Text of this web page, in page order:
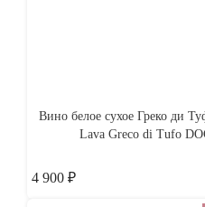
Вино белое сухое Греко ди
Lava Greco di Tufo
4 900 ₽